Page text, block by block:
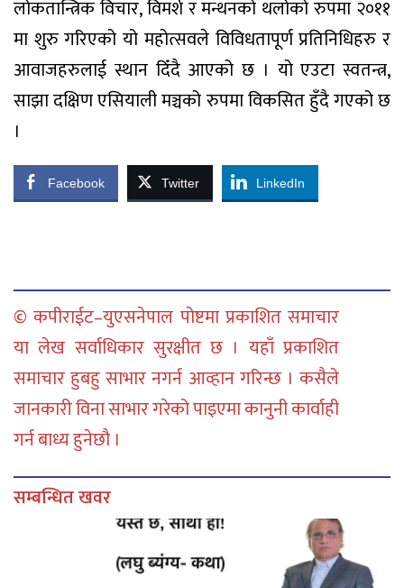
लोकतान्त्रिक विचार, विमर्श र मन्थनको थलोको रुपमा २०११
मा शुरु गरिएको यो महोत्सवले विविधतापूर्ण प्रतिनिधिहरु र
आवाजहरुलाई स्थान दिँदै आएको छ । यो एउटा स्वतन्त्र,
साझा दक्षिण एसियाली मञ्चको रुपमा विकसित हुँदै गएको छ
।
Facebook Twitter LinkedIn
© कपीराईट–युएसनेपाल पोष्टमा प्रकाशित समाचार
या लेख सर्वाधिकार सुरक्षीत छ । यहाँ प्रकाशित
समाचार हुबहु साभार नगर्न आव्हान गरिन्छ । कसैले
जानकारी विना साभार गरेको पाइएमा कानुनी कार्वाही
गर्न बाध्य हुनेछौ ।
सम्बन्धित खवर